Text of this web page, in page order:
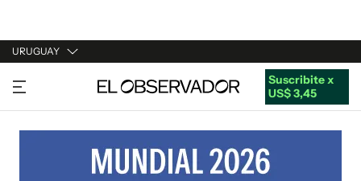
URUGUAY
URUGUAY
ARGENTINA
ESTADOS UNIDOS
Suscribite x
US$ 3,45